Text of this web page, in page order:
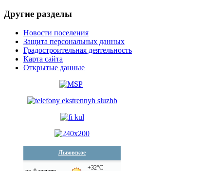
Другие разделы
Новости поселения
Защита персональных данных
Градостроительная деятельность
Карта сайта
Открытые данные
Львовское